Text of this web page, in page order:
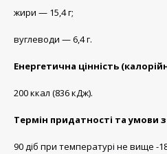
жири — 15,4 г;
вуглеводи — 6,4 г.
Енергетична цінність
200 ккал (836 кДж).
Термін придатності та умови
90 діб при температурі не вище -